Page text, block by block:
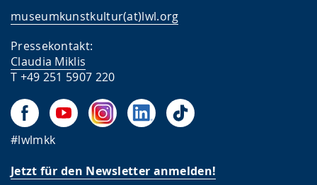
museumkunstkultur(at)lwl.org
Pressekontakt:
Claudia Miklis
T +49 251 5907 220
#lwlmkk
Jetzt für den Newsletter anmelden!